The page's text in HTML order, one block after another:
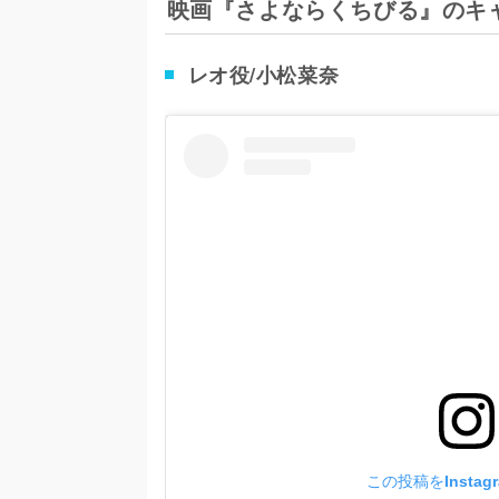
映画『さよならくちびる』のキ
レオ役/小松菜奈
この投稿を